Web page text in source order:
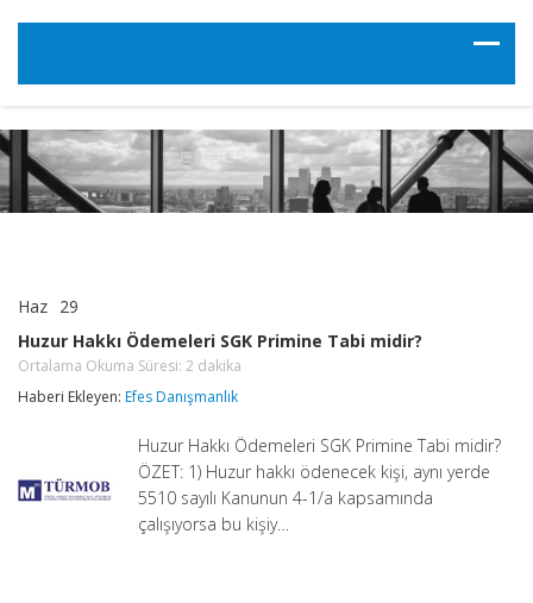
Haz 29
Ödemeleri
SGK
Primine
Tabi
Ortalama
Okuma
Süresi:
dakika
Huzur Hakkı Ödemeleri SGK Primine Tabi midir?
Ortalama Okuma Süresi: 2 dakika
Haberi Ekleyen: Efes Danışmanlık
Huzur Hakkı Ödemeleri SGK Primine Tabi midir?
ÖZET: 1) Huzur hakkı ödenecek kişi, aynı yerde
5510 sayılı Kanunun 4-1/a kapsamında
çalışıyorsa bu kişiy…